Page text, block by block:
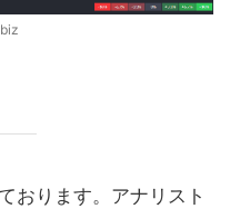
おります。アナリスト